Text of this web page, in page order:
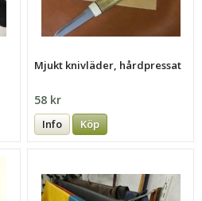
Mjukt knivläder, hårdpressat
58 kr
Info Köp